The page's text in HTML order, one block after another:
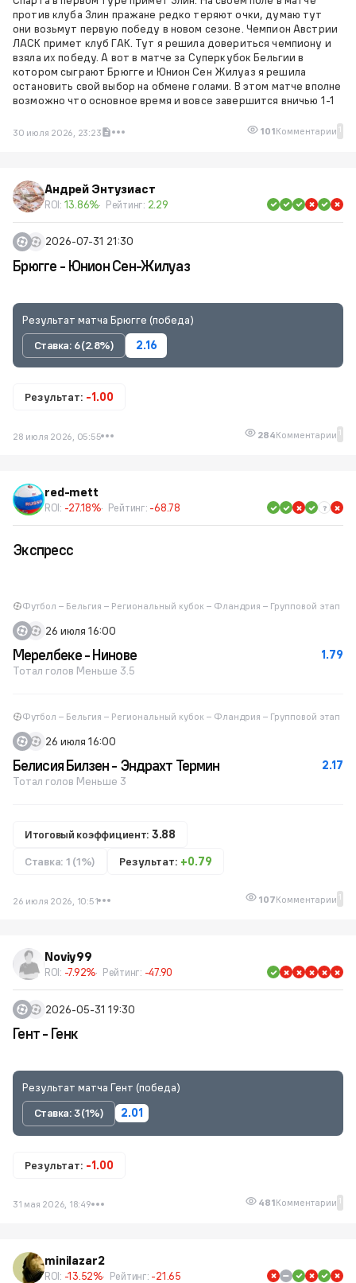
против клуба Злин пражане редко теряют очки, думаю тут
они возьмут первую победу в новом сезоне. Чемпион Австрии
ЛАСК примет клуб ГАК. Тут я решила довериться чемпиону и
взяла их победу. А вот в матче за Суперкубок Бельгии в
котором сыграют Брюгге и Юнион Сен Жилуаз я решила
остановить свой выбор на обмене голами. В этом матче вполне
возможно что основное время и вовсе завершится вничью 1-1
30 июля 2026, 23:23 101Комментарии 1
Андрей Энтузиаст
ROI: 13.86% Рейтинг: 2.29
2026-07-31 21:30
Брюгге - Юнион Сен-Жилуаз
Результат матча Брюгге (победа)
Ставка: 6 (2.8%)
2.16
Результат: -1.00
28 июля 2026, 05:55 284Комментарии 1
red-mett
ROI: -27.18% Рейтинг: -68.78
Экспресс
Футбол – Бельгия – Региональный кубок – Фландрия – Групповой этап
26 июля 16:00
1.79
Мерелбеке - Нинове
Тотал голов Меньше 3.5
Футбол – Бельгия – Региональный кубок – Фландрия – Групповой этап
26 июля 16:00
2.17
Белисия Билзен - Эндрахт Термин
Тотал голов Меньше 3
Итоговый коэффициент: 3.88
Ставка: 1 (1%)
Результат: +0.79
26 июля 2026, 10:51 107Комментарии 1
Noviy99
ROI: -7.92% Рейтинг: -47.90
2026-05-31 19:30
Гент - Генк
Результат матча Гент (победа)
Ставка: 3 (1%)
2.01
Результат: -1.00
31 мая 2026, 18:49 481Комментарии 1
minilazar2
ROI: -13.52% Рейтинг: -21.65